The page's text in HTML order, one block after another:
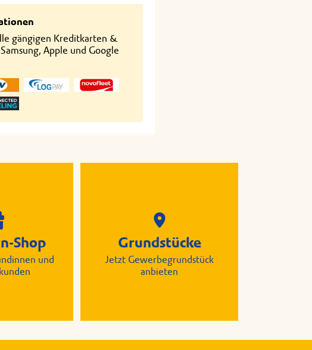
gängigen Kreditkarten &
Apple und Google
Shop
und
Grundstücke
Jetzt Gewerbegrundstück
anbieten